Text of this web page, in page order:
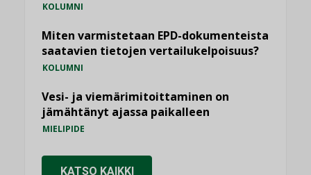
KOLUMNI
Miten varmistetaan EPD-dokumenteista
saatavien tietojen vertailukelpoisuus?
KOLUMNI
Vesi- ja viemärimitoittaminen on
jämähtänyt ajassa paikalleen
MIELIPIDE
KATSO KAIKKI